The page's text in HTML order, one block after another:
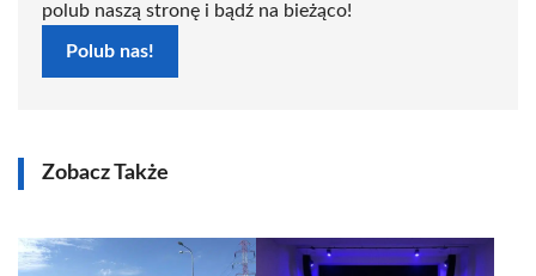
polub naszą stronę i bądź na bieżąco!
Polub nas!
Zobacz Także